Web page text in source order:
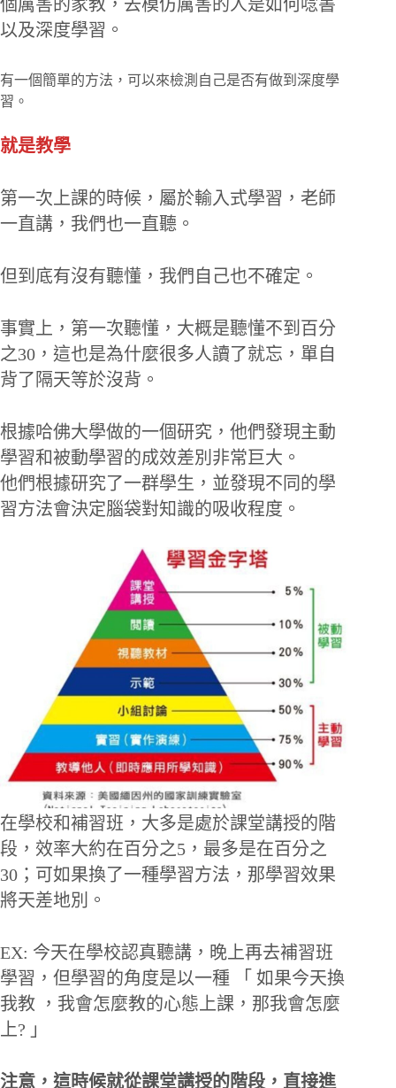
個厲害的家教，去模仿厲害的人是如何唸書
以及深度學習。
有一個簡單的方法，可以來檢測自己是否有做到深度學
習。
就是教學
第一次上課的時候，屬於輸入式學習，老師
一直講，我們也一直聽。
但到底有沒有聽懂，我們自己也不確定。
事實上，第一次聽懂，大概是聽懂不到百分
之30，這也是為什麼很多人讀了就忘，單自
背了隔天等於沒背。
根據哈佛大學做的一個研究，他們發現主動
學習和被動學習的成效差別非常巨大。
他們根據研究了一群學生，並發現不同的學
習方法會決定腦袋對知識的吸收程度。
在學校和補習班，大多是處於課堂講授的階
段，效率大約在百分之5，最多是在百分之
30；可如果換了一種學習方法，那學習效果
將天差地別。
EX: 今天在學校認真聽講，晚上再去補習班
學習，但學習的角度是以一種 「 如果今天換
我教 ，我會怎麼教的心態上課，那我會怎麼
上? 」
注意，這時候就從課堂講授的階段，直接進